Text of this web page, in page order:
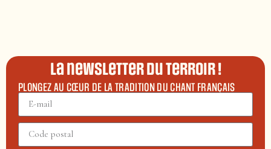
La newsletter du terroir !
PLONGEZ AU CŒUR DE LA TRADITION DU CHANT FRANÇAIS